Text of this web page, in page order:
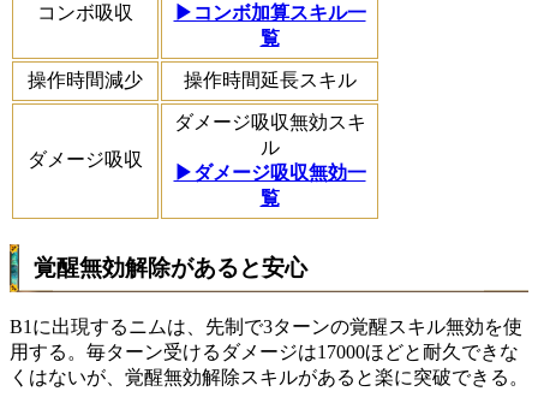
コンボ吸収
▶コンボ加算スキル一
覧
操作時間減少 操作時間延長スキル
ダメージ吸収
ダメージ吸収無効スキ
ル
▶ダメージ吸収無効一
覧
覚醒無効解除があると安心
B1に出現するニムは、先制で3ターンの覚醒スキル無効を使
用する。毎ターン受けるダメージは17000ほどと耐久できな
くはないが、覚醒無効解除スキルがあると楽に突破できる。